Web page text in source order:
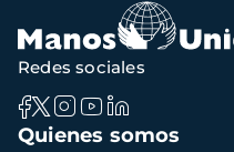
Navegación
Quienes somos
Redes sociales